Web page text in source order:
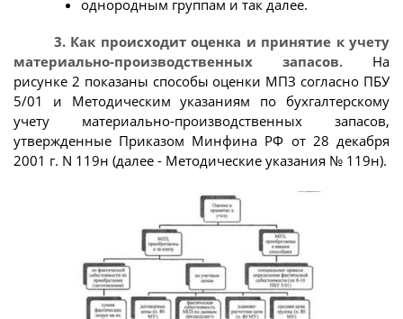
однородным группам и так далее.
3. Как происходит оценка и принятие к учету
материально-производственных запасов. На
рисунке 2 показаны способы оценки МПЗ согласно ПБУ
5/01 и Методическим указаниям по бухгалтерскому
учету материально-производственных запасов,
утвержденные Приказом Минфина РФ от 28 декабря
2001 г. N 119н (далее - Методические указания № 119н).